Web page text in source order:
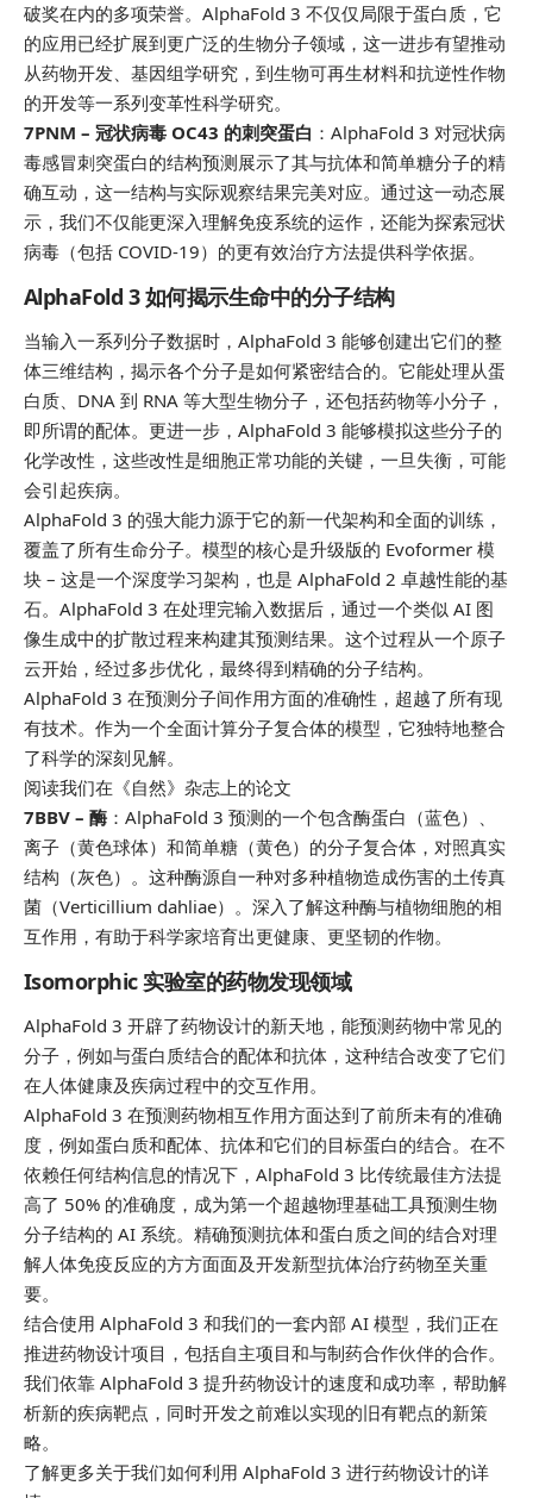
破奖在内的多项荣誉。AlphaFold 3 不仅仅局限于蛋白质，它
的应用已经扩展到更广泛的生物分子领域，这一进步有望推动
从药物开发、基因组学研究，到生物可再生材料和抗逆性作物
的开发等一系列变革性科学研究。
7PNM – 冠状病毒 OC43 的刺突蛋白 ：AlphaFold 3 对冠状病
毒感冒刺突蛋白的结构预测展示了其与抗体和简单糖分子的精
确互动，这一结构与实际观察结果完美对应。通过这一动态展
示，我们不仅能更深入理解免疫系统的运作，还能为探索冠状
病毒（包括 COVID-19）的更有效治疗方法提供科学依据。
AlphaFold 3 如何揭示生命中的分子结构
当输入一系列分子数据时，AlphaFold 3 能够创建出它们的整
体三维结构，揭示各个分子是如何紧密结合的。它能处理从蛋
白质、DNA 到 RNA 等大型生物分子，还包括药物等小分子，
即所谓的配体。更进一步，AlphaFold 3 能够模拟这些分子的
化学改性，这些改性是细胞正常功能的关键，一旦失衡，可能
会引起疾病。
AlphaFold 3 的强大能力源于它的新一代架构和全面的训练，
覆盖了所有生命分子。模型的核心是升级版的 Evoformer 模
块 – 这是一个深度学习架构，也是 AlphaFold 2 卓越性能的基
石。AlphaFold 3 在处理完输入数据后，通过一个类似 AI 图
像生成中的扩散过程来构建其预测结果。这个过程从一个原子
云开始，经过多步优化，最终得到精确的分子结构。
AlphaFold 3 在预测分子间作用方面的准确性，超越了所有现
有技术。作为一个全面计算分子复合体的模型，它独特地整合
了科学的深刻见解。
阅读我们在《自然》杂志上的论文
7BBV – 酶：AlphaFold 3 预测的一个包含酶蛋白（蓝色）、
离子（黄色球体）和简单糖（黄色）的分子复合体，对照真实
结构（灰色）。这种酶源自一种对多种植物造成伤害的土传真
菌（Verticillium dahliae）。深入了解这种酶与植物细胞的相
互作用，有助于科学家培育出更健康、更坚韧的作物。
Isomorphic 实验室的药物发现领域
AlphaFold 3 开辟了药物设计的新天地，能预测药物中常见的
分子，例如与蛋白质结合的配体和抗体，这种结合改变了它们
在人体健康及疾病过程中的交互作用。
AlphaFold 3 在预测药物相互作用方面达到了前所未有的准确
度，例如蛋白质和配体、抗体和它们的目标蛋白的结合。在不
依赖任何结构信息的情况下，AlphaFold 3 比传统最佳方法提
高了 50% 的准确度，成为第一个超越物理基础工具预测生物
分子结构的 AI 系统。精确预测抗体和蛋白质之间的结合对理
解人体免疫反应的方方面面及开发新型抗体治疗药物至关重
要。
结合使用 AlphaFold 3 和我们的一套内部 AI 模型，我们正在
推进药物设计项目，包括自主项目和与制药合作伙伴的合作。
我们依靠 AlphaFold 3 提升药物设计的速度和成功率，帮助解
析新的疾病靶点，同时开发之前难以实现的旧有靶点的新策
略。
了解更多关于我们如何利用 AlphaFold 3 进行药物设计的详